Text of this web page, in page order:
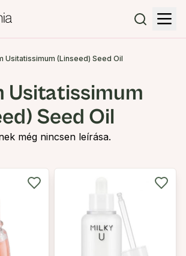
Usitatissimum (Linseed) Seed Oil
Usitatissimum
Seed Oil
még nincsen leírása.